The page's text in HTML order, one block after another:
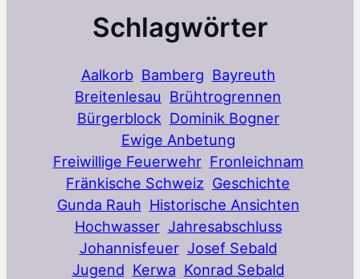
Schlagwörter
Aalkorb Bamberg Bayreuth
Breitenlesau Brühtrogrennen
Bürgerblock Dominik Bogner
Ewige Anbetung
Freiwillige Feuerwehr Fronleichnam
Fränkische Schweiz Geschichte
Gunda Rauh Historische Ansichten
Hochwasser Jahresabschluss
Johannisfeuer Josef Sebald
Jugend Kerwa Konrad Sebald